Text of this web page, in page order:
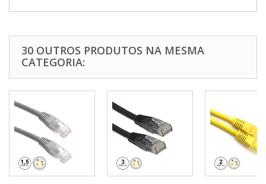
30 OUTROS PRODUTOS NA MESMA
CATEGORIA: